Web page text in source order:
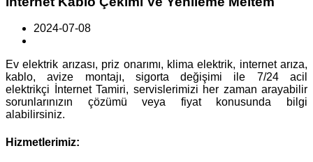
2024-07-08
Ev elektrik arızası, priz onarımı, klima elektrik, internet arıza,
kablo, avize montajı, sigorta değişimi ile 7/24 acil
elektrikçi İnternet Tamiri, servislerimizi her zaman arayabilir
sorunlarınızın çözümü veya fiyat konusunda bilgi
alabilirsiniz.
Hizmetlerimiz: